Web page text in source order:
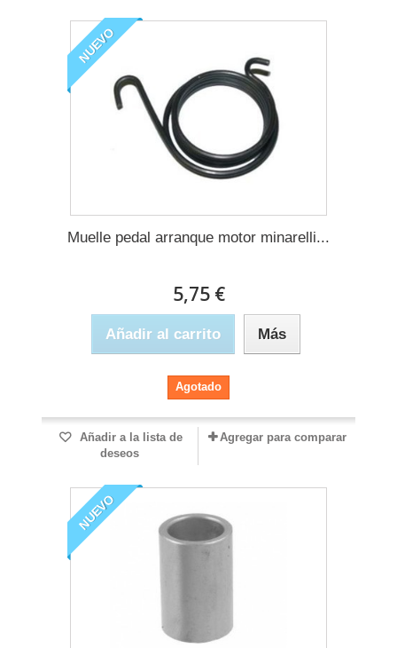
NUEVO
Muelle pedal arranque motor minarelli...
5,75 €
Añadir al carrito Más
Agotado
Añadir a la lista de
deseos
Agregar para comparar
NUEVO